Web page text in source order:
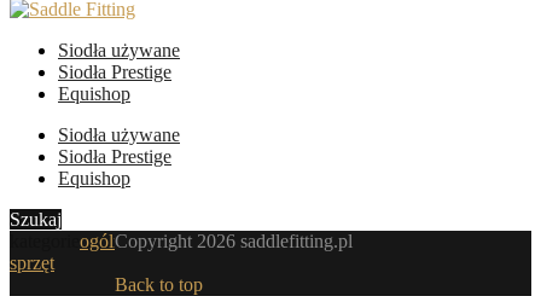
Siodła używane
Siodła Prestige
Equishop
Siodła używane
Siodła Prestige
Equishop
Szukaj
ogólnie,
sprzęt
Copyright 2026 saddlefitting.pl
Back to top